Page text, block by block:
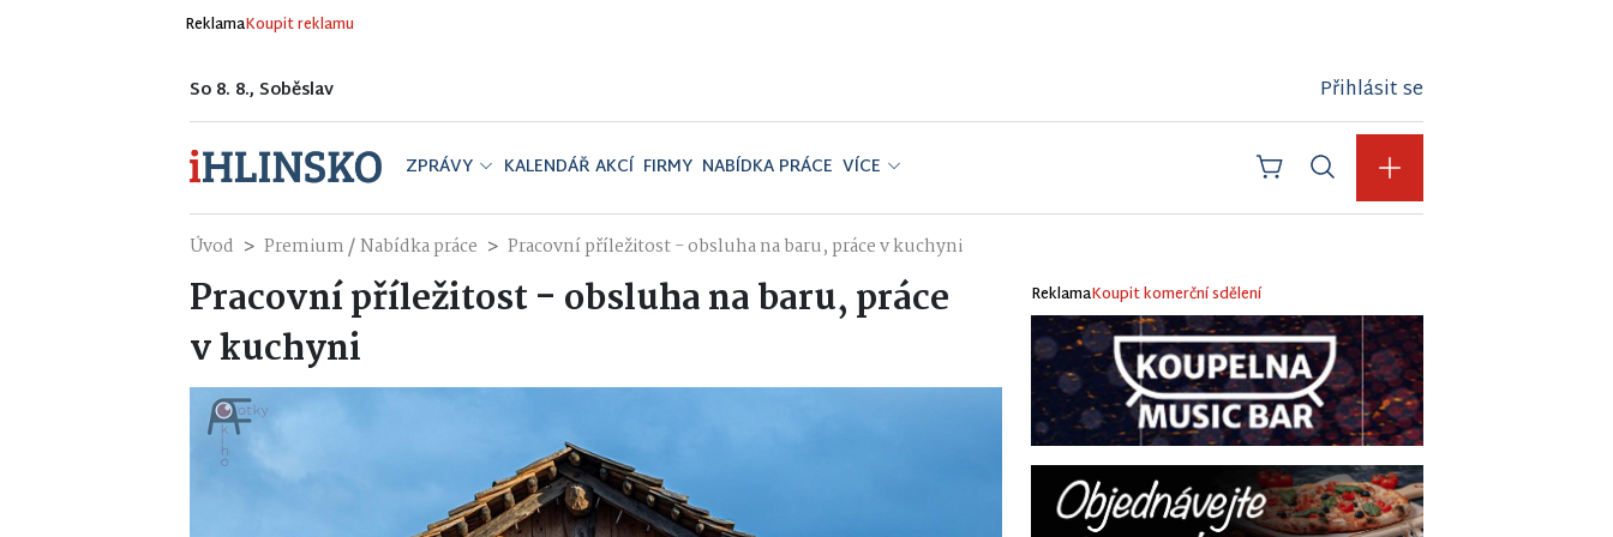
ReklamaKoupit reklamu
So 8. 8., Soběslav Přihlásit se
ZPRÁVY KALENDÁŘ AKCÍ FIRMY NABÍDKA PRÁCE VÍCE
Úvod Premium/Nabídka práce Pracovní příležitost - obsluha na baru, práce v kuchyni
Pracovní příležitost - obsluha na baru, práce
v kuchyni
ReklamaKoupit komerční sdělení